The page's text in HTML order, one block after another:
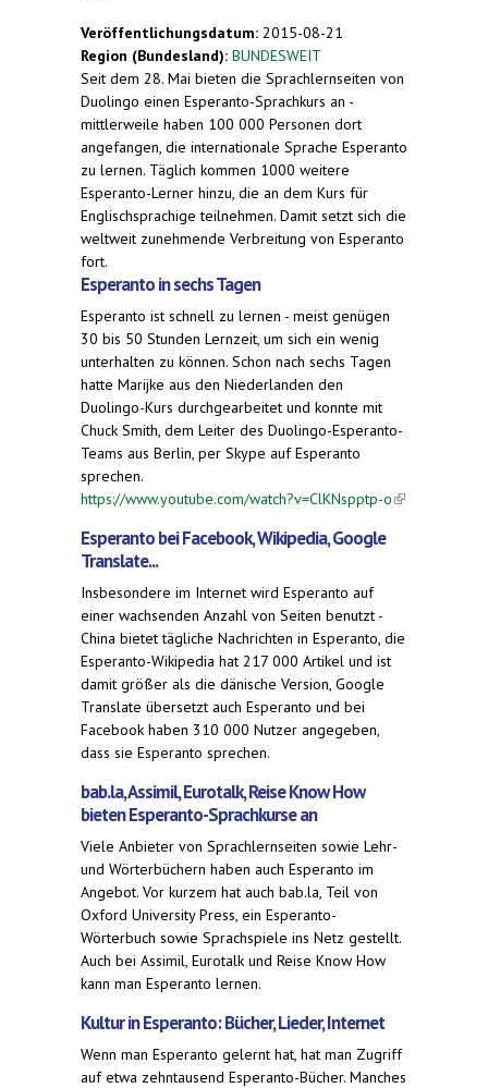
Veröffentlichungsdatum: 2015-08-21
Region (Bundesland): BUNDESWEIT
Seit dem 28. Mai bieten die Sprachlernseiten von
Duolingo einen Esperanto-Sprachkurs an -
mittlerweile haben 100 000 Personen dort
angefangen, die internationale Sprache Esperanto
zu lernen. Täglich kommen 1000 weitere
Esperanto-Lerner hinzu, die an dem Kurs für
Englischsprachige teilnehmen. Damit setzt sich die
weltweit zunehmende Verbreitung von Esperanto
fort.
Esperanto in sechs Tagen
Esperanto ist schnell zu lernen - meist genügen
30 bis 50 Stunden Lernzeit, um sich ein wenig
unterhalten zu können. Schon nach sechs Tagen
hatte Marijke aus den Niederlanden den
Duolingo-Kurs durchgearbeitet und konnte mit
Chuck Smith, dem Leiter des Duolingo-Esperanto-
Teams aus Berlin, per Skype auf Esperanto
sprechen.
https://www.youtube.com/watch?v=ClKNspptp-o(link is
Esperanto bei Facebook, Wikipedia, Google
Translate...
Insbesondere im Internet wird Esperanto auf
einer wachsenden Anzahl von Seiten benutzt -
China bietet tägliche Nachrichten in Esperanto, die
Esperanto-Wikipedia hat 217 000 Artikel und ist
damit größer als die dänische Version, Google
Translate übersetzt auch Esperanto und bei
Facebook haben 310 000 Nutzer angegeben,
dass sie Esperanto sprechen.
bab.la, Assimil, Eurotalk, Reise Know How
bieten Esperanto-Sprachkurse an
Viele Anbieter von Sprachlernseiten sowie Lehr-
und Wörterbüchern haben auch Esperanto im
Angebot. Vor kurzem hat auch bab.la, Teil von
Oxford University Press, ein Esperanto-
Wörterbuch sowie Sprachspiele ins Netz gestellt.
Auch bei Assimil, Eurotalk und Reise Know How
kann man Esperanto lernen.
Kultur in Esperanto: Bücher, Lieder, Internet
Wenn man Esperanto gelernt hat, hat man Zugriff
auf etwa zehntausend Esperanto-Bücher. Manches